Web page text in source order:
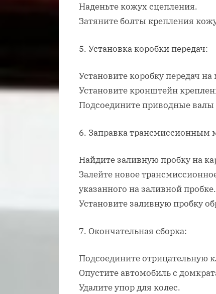
Наденьте кожух сцепления.
Затяните болты крепления
5. Установка коробки передач:
Установите коробку передач
Установите кронштейн
Подсоедините приводные валы
6. Заправка трансмиссионным
Найдите заливную пробку на
Залейте новое
указанного на заливной пробке.
Установите заливную пробку
7. Окончательная сборка:
Подсоедините отрицательную
Опустите автомобиль с
Удалите упор для колес.